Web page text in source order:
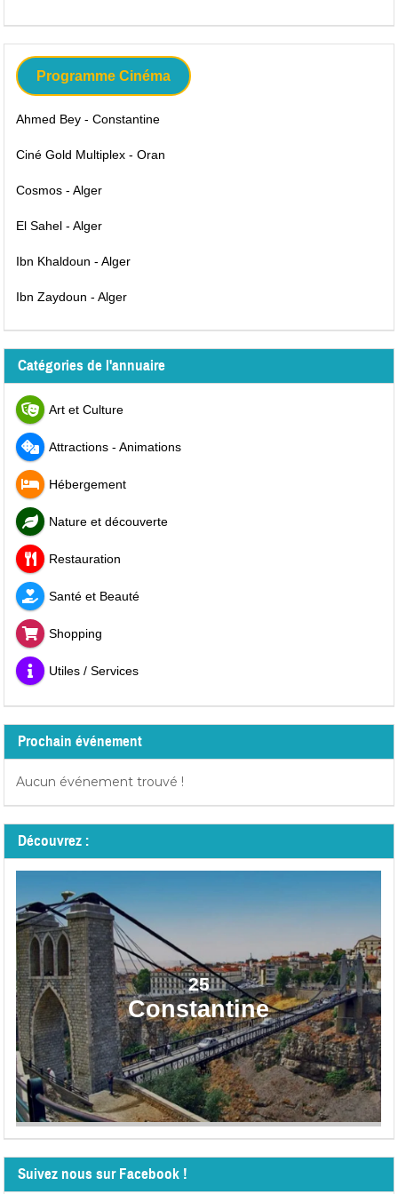
Programme Cinéma
Ahmed Bey - Constantine
Ciné Gold Multiplex - Oran
Cosmos - Alger
El Sahel - Alger
Ibn Khaldoun - Alger
Ibn Zaydoun - Alger
Catégories de l'annuaire
Art et Culture
Attractions - Animations
Hébergement
Nature et découverte
Restauration
Santé et Beauté
Shopping
Utiles / Services
Prochain événement
Aucun événement trouvé !
Découvrez :
25
Constantine
Suivez nous sur Facebook !